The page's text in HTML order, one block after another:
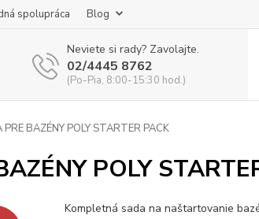
spolupráca Blog
Neviete si rady? Zavolajte.
02/4445 8762
(Po-Pia, 8:00-15:30 hod.)
BAZÉNY POLY STARTER PACK
POLY
Kompletná sada na naštartovanie